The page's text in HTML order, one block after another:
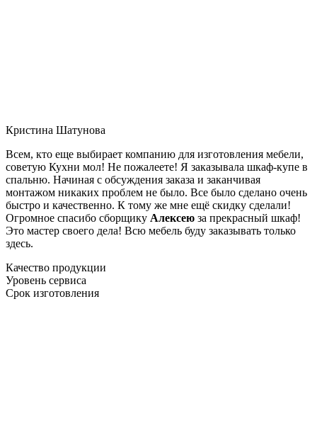
Кристина Шатунова
Всем, кто еще выбирает компанию для изготовления мебели,
советую Кухни мол! Не пожалеете! Я заказывала шкаф-купе в
спальню. Начиная с обсуждения заказа и заканчивая
монтажом никаких проблем не было. Все было сделано очень
быстро и качественно. К тому же мне ещё скидку сделали!
Огромное спасибо сборщику Алексею за прекрасный шкаф!
Это мастер своего дела! Всю мебель буду заказывать только
здесь.
Качество продукции
Уровень сервиса
Срок изготовления